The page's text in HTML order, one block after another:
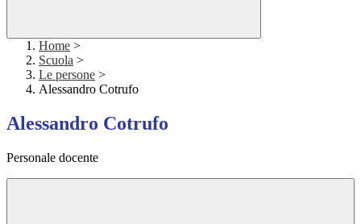
Home >
Scuola >
Le persone >
Alessandro Cotrufo
Alessandro Cotrufo
Personale docente